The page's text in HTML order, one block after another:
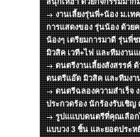
งานเลี้ยงรุ่นพี่+น้อง ม.เ
การแสดงของ รุ่นน้อง ด้วย
น้องๆ เตรียมการมาดี รุ่นพี่
มิวสิค เวที+ไฟ และทีมงาน
ดนตรีงานเลี้ยงสังสรรค์
ดนตรีแอ๊ด มิวสิค และทีมงา
ดนตรีฉลองความสำเร็จ
ประกวดร้อง นักร้องรับเชิ
รูปแแบบดนตรีที่คุณเลือก
แบบวง 3 ชิ้น และยอดประห